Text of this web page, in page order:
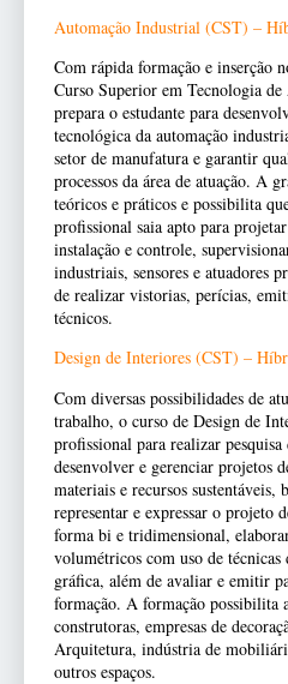
Automação Industrial (CST) –
Com rápida formação e inserção
Curso Superior em Tecnologia
prepara o estudante para
tecnológica da automação
setor de manufatura e garantir
processos da área de atuação. A
teóricos e práticos e possibilita
profissional saia apto para
instalação e controle,
industriais, sensores e atuadores
de realizar vistorias, perícias,
técnicos.
Design de Interiores (CST) –
Com diversas possibilidades de
trabalho, o curso de Design de
profissional para realizar pesquisa
desenvolver e gerenciar projetos
materiais e recursos sustentáveis,
representar e expressar o projeto
forma bi e tridimensional,
volumétricos com uso de técnicas
gráfica, além de avaliar e emitir
formação. A formação possibilita
construtoras, empresas de
Arquitetura, indústria de
outros espaços.